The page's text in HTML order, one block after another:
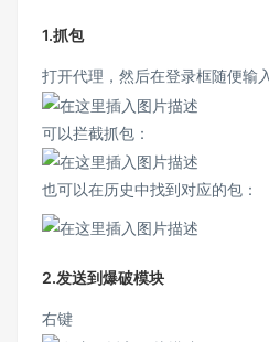
1.抓包
打开代理，然后在登录框随便输
可以拦截抓包：
也可以在历史中找到对应的包：
2.发送到爆破模块
右键